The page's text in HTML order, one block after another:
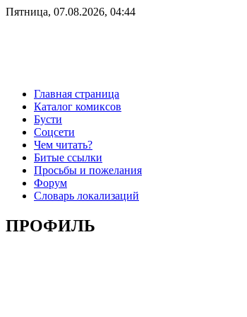
Пятница, 07.08.2026, 04:44
Главная страница
Каталог комиксов
Бусти
Соцсети
Чем читать?
Битые ссылки
Просьбы и пожелания
Форум
Словарь локализаций
ПРОФИЛЬ